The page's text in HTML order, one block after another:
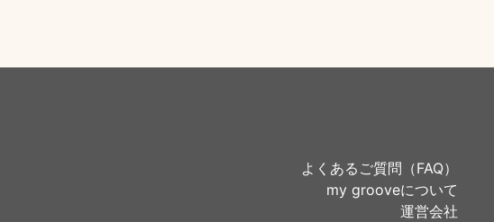
よくあるご質問（FAQ）
my grooveについて
運営会社